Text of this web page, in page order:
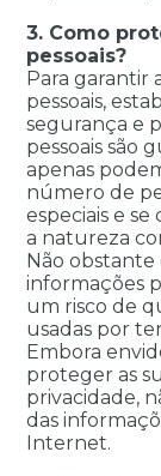
3. Como
pessoais?
Para garantir
pessoais,
segurança e
pessoais são
apenas
número de
especiais e
a natureza
Não obstante
informações
um risco de
usadas por
Embora
proteger as
privacidade,
das
Internet.